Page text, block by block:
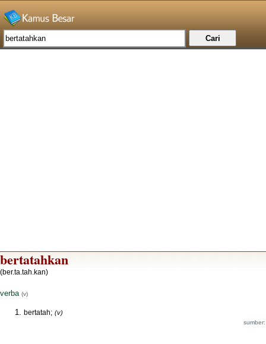
bertatahkan
(ber.ta.tah.kan)
verba (v)
bertatah; (v)